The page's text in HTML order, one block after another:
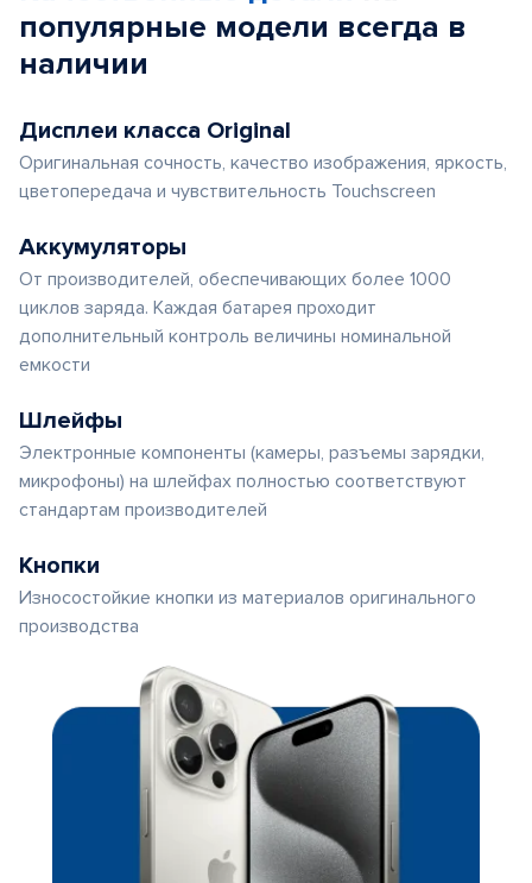
популярные модели всегда в
наличии
Дисплеи класса Original
Оригинальная сочность, качество изображения, яркость,
цветопередача и чувствительность Touchscreen
Аккумуляторы
От производителей, обеспечивающих более 1000
циклов заряда. Каждая батарея проходит
дополнительный контроль величины номинальной
емкости
Шлейфы
Электронные компоненты (камеры, разъемы зарядки,
микрофоны) на шлейфах полностью соответствуют
стандартам производителей
Кнопки
Износостойкие кнопки из материалов оригинального
производства